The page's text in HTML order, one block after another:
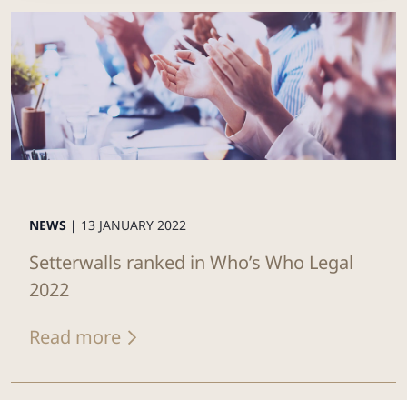
NEWS | 13 JANUARY 2022
Setterwalls ranked in Who’s Who Legal
2022
Read more